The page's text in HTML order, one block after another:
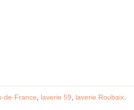
de-France laverie 59 laverie Roubaix